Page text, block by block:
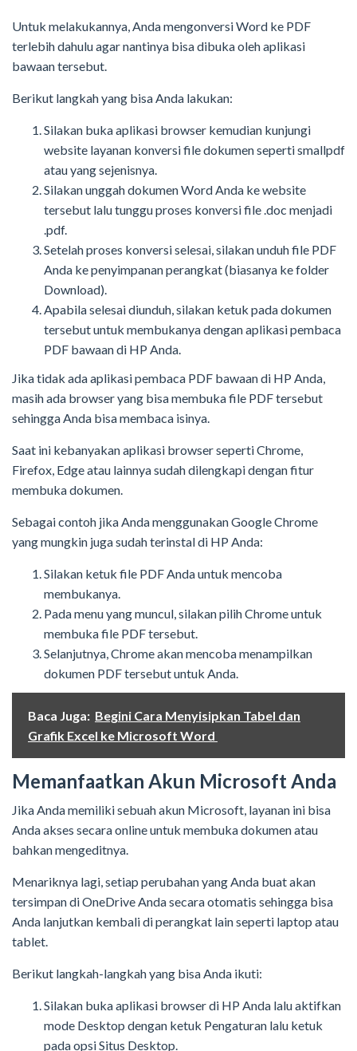
Untuk melakukannya, Anda mengonversi Word ke PDF
terlebih dahulu agar nantinya bisa dibuka oleh aplikasi
bawaan tersebut.
Berikut langkah yang bisa Anda lakukan:
Silakan buka aplikasi browser kemudian kunjungi
website layanan konversi file dokumen seperti smallpdf
atau yang sejenisnya.
Silakan unggah dokumen Word Anda ke website
tersebut lalu tunggu proses konversi file .doc menjadi
.pdf.
Setelah proses konversi selesai, silakan unduh file PDF
Anda ke penyimpanan perangkat (biasanya ke folder
Download).
Apabila selesai diunduh, silakan ketuk pada dokumen
tersebut untuk membukanya dengan aplikasi pembaca
PDF bawaan di HP Anda.
Jika tidak ada aplikasi pembaca PDF bawaan di HP Anda,
masih ada browser yang bisa membuka file PDF tersebut
sehingga Anda bisa membaca isinya.
Saat ini kebanyakan aplikasi browser seperti Chrome,
Firefox, Edge atau lainnya sudah dilengkapi dengan fitur
membuka dokumen.
Sebagai contoh jika Anda menggunakan Google Chrome
yang mungkin juga sudah terinstal di HP Anda:
Silakan ketuk file PDF Anda untuk mencoba
membukanya.
Pada menu yang muncul, silakan pilih Chrome untuk
membuka file PDF tersebut.
Selanjutnya, Chrome akan mencoba menampilkan
dokumen PDF tersebut untuk Anda.
Baca Juga: Begini Cara Menyisipkan Tabel dan
Grafik Excel ke Microsoft Word
Memanfaatkan Akun Microsoft Anda
Jika Anda memiliki sebuah akun Microsoft, layanan ini bisa
Anda akses secara online untuk membuka dokumen atau
bahkan mengeditnya.
Menariknya lagi, setiap perubahan yang Anda buat akan
tersimpan di OneDrive Anda secara otomatis sehingga bisa
Anda lanjutkan kembali di perangkat lain seperti laptop atau
tablet.
Berikut langkah-langkah yang bisa Anda ikuti:
Silakan buka aplikasi browser di HP Anda lalu aktifkan
mode Desktop dengan ketuk Pengaturan lalu ketuk
pada opsi Situs Desktop.